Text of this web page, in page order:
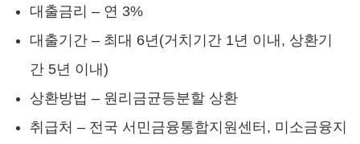
대출금리 – 연 3%
대출기간 – 최대 6년(거치기간 1년 이내, 상환기
간 5년 이내)
상환방법 – 원리금균등분할 상환
취급처 – 전국 서민금융통합지원센터, 미소금융지